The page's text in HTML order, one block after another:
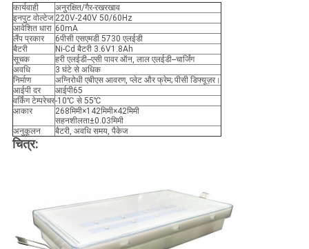
कार्यवाही
अनुरक्षित/गैर-रखरखाव
इनपुट वोल्टेज 220V-240V 50/60Hz
आवेशित धारा 60mA
लैंप प्रकार
6पीसी एसएमडी 5730 एलईडी
बैटरी
Ni-Cd बैटरी 3.6V1.8Ah
सूचक
हरी एलईडी--एसी पावर ऑन, लाल एलईडी--चार्जिंग
अवधि
3 घंटे से अधिक
निर्माण
अग्निरोधी एबीएस आवरण, प्लेट और फ्रेम; पीसी डिफ्यूज़र।
आईपी ​​दर
आईपी65
वर्किंग टेम्परेचर-10℃ से 55℃
आकार
268मिमी×142मिमी×42मिमी
सहनशीलता±0.03मिमी
अनुकूलन
बैटरी, अवधि समय, पैकेज
चित्र: